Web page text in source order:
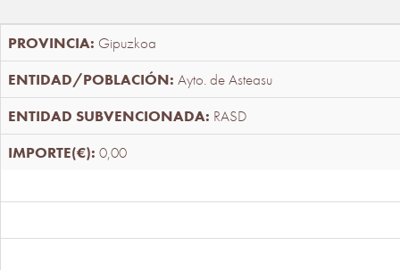
Gipuzkoa
Ayto. de Asteasu
RASD
0,00